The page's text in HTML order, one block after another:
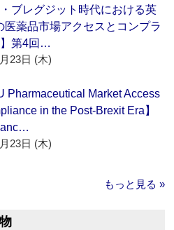
・ブレグジット時代における英
医薬品市場アクセスとコンプラ
第4回…
23日 (木)
Pharmaceutical Market Access
in the Post-Brexit Era】
23日 (木)
もっと見る »